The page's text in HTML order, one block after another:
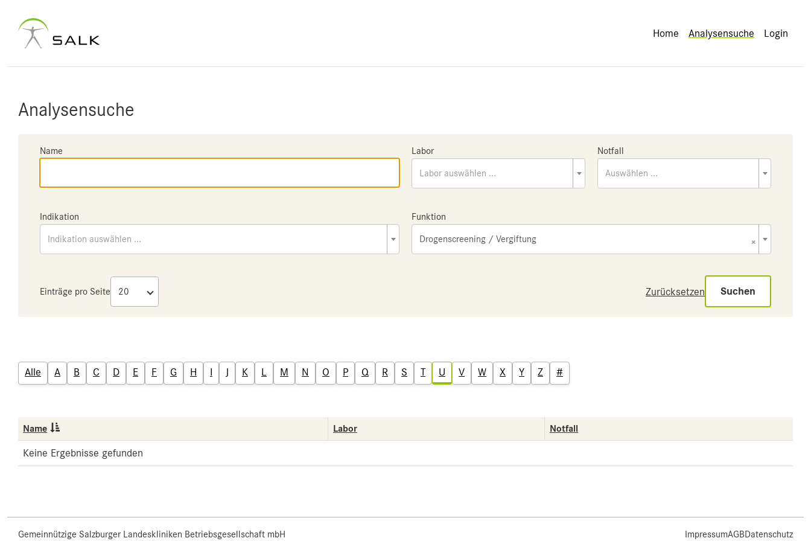
Home Analysensuche Login
Analysensuche
Name Labor
Labor auswählen ...
Notfall
Auswählen ...
Indikation
Indikation auswählen ...
Funktion
×
Drogenscreening / Vergiftung
Einträge pro Seite Zurücksetzen Suchen
Alle A B C D E F G H I J K L M N O P Q R S T U V W X Y Z #
Name Labor Notfall
Keine Ergebnisse gefunden
Gemeinnützige Salzburger Landeskliniken Betriebsgesellschaft mbH ImpressumAGBDatenschutz